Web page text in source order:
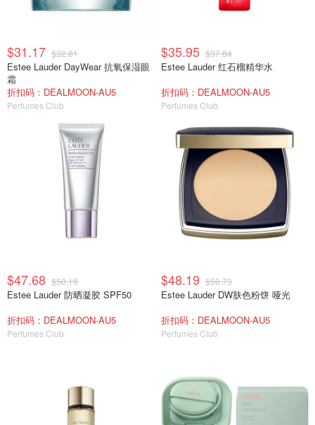
$31.17 $32.81
Estee Lauder DayWear 抗氧保湿眼
霜
折扣码：DEALMOON-AU5
Perfumes Club
$35.95 $37.84
Estee Lauder 红石榴精华水
折扣码：DEALMOON-AU5
Perfumes Club
$47.68 $50.19
Estee Lauder 防晒凝胶 SPF50
折扣码：DEALMOON-AU5
Perfumes Club
$48.19 $50.73
Estee Lauder DW肤色粉饼 哑光
折扣码：DEALMOON-AU5
Perfumes Club